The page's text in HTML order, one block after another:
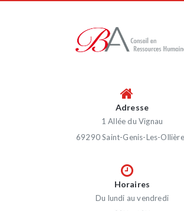
Adresse
1 Allée du Vignau
69290 Saint-Genis-Les-
Horaires
Du lundi au vendredi